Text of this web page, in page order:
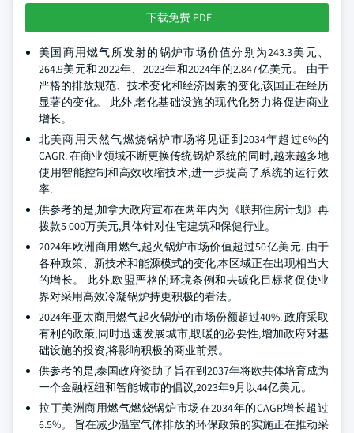
下载免费 PDF
美国商用燃气所发射的锅炉市场价值分别为243.3美元、
264.9美元和2022年、2023年和2024年的2.847亿美元。 由于
严格的排放规范、技术变化和经济因素的变化,该国正在经历
显著的变化。 此外,老化基础设施的现代化努力将促进商业
增长。
北美商用天然气燃烧锅炉市场将见证到2034年超过6%的
CAGR. 在商业领域不断更换传统锅炉系统的同时,越来越多地
使用智能控制和高效收缩技术,进一步提高了系统的运行效
率.
供参考的是,加拿大政府宣布在两年内为《联邦住房计划》再
拨款5 000万美元,具体针对住宅建筑和保健行业。
2024年欧洲商用燃气起火锅炉市场价值超过50亿美元. 由于
各种政策、新技术和能源模式的变化,本区域正在出现相当大
的增长。 此外,欧盟严格的环境条例和去碳化目标将促使业
界对采用高效冷凝锅炉持更积极的看法。
2024年亚太商用燃气起火锅炉的市场份额超过40%. 政府采取
有利的政策,同时迅速发展城市,取暖的必要性,增加政府对基
础设施的投资,将影响积极的商业前景。
供参考的是,泰国政府资助了旨在到2037年将欧共体培育成为
一个金融枢纽和智能城市的倡议,2023年9月以44亿美元。
拉丁美洲商用燃气燃烧锅炉市场在2034年的CAGR增长超过
6.5%。 旨在减少温室气体排放的环保政策的实施正在推动采